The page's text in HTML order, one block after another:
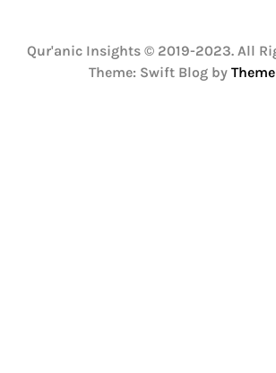
Qur'anic Insights © 2019-2023. All
Theme: Swift Blog by